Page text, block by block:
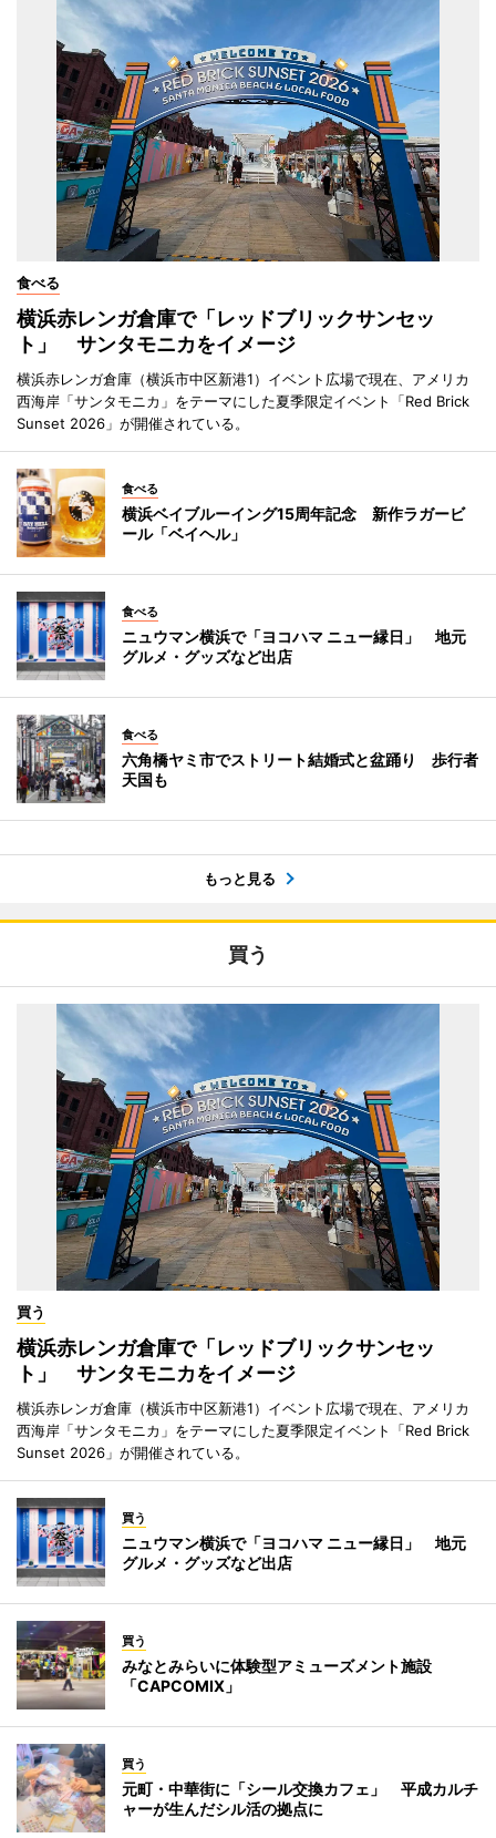
食べる
横浜赤レンガ倉庫で「レッドブリックサンセッ
ト」 サンタモニカをイメージ
横浜赤レンガ倉庫（横浜市中区新港1）イベント広場で現在、アメリカ
西海岸「サンタモニカ」をテーマにした夏季限定イベント「Red Brick
Sunset 2026」が開催されている。
食べる
横浜ベイブルーイング15周年記念 新作ラガービ
ール「ベイヘル」
食べる
ニュウマン横浜で「ヨコハマ ニュー縁日」 地元
グルメ・グッズなど出店
食べる
六角橋ヤミ市でストリート結婚式と盆踊り 歩行者
天国も
もっと見る
買う
買う
横浜赤レンガ倉庫で「レッドブリックサンセッ
ト」 サンタモニカをイメージ
横浜赤レンガ倉庫（横浜市中区新港1）イベント広場で現在、アメリカ
西海岸「サンタモニカ」をテーマにした夏季限定イベント「Red Brick
Sunset 2026」が開催されている。
買う
ニュウマン横浜で「ヨコハマ ニュー縁日」 地元
グルメ・グッズなど出店
買う
みなとみらいに体験型アミューズメント施設
「CAPCOMIX」
買う
元町・中華街に「シール交換カフェ」 平成カルチ
ャーが生んだシル活の拠点に